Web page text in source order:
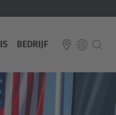
BEDRIJF